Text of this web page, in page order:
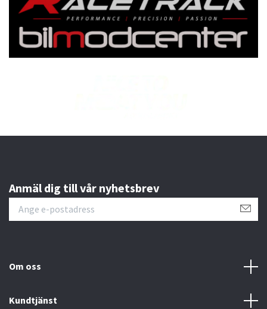
Anmäl dig till vår nyhetsbrev
Om oss
Kundtjänst